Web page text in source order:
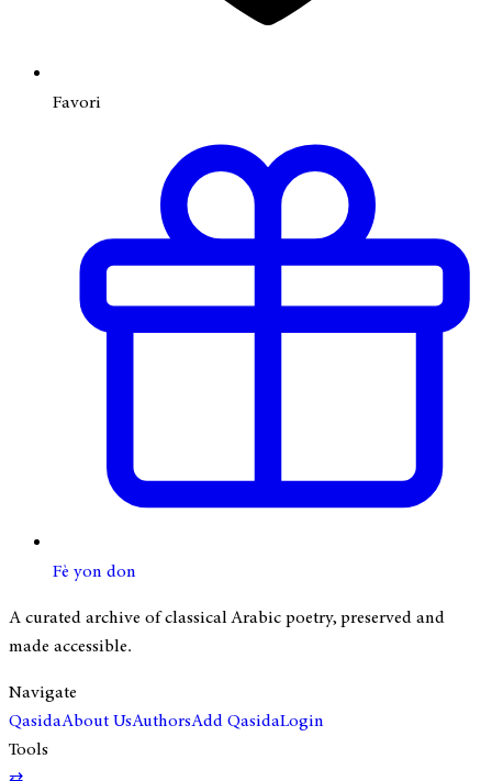
Favori
Fè yon don
A curated archive of classical Arabic poetry, preserved and
made accessible.
Navigate
QasidaAbout UsAuthorsAdd QasidaLogin
Tools